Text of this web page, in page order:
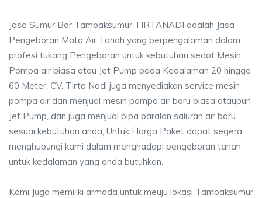
Jasa Sumur Bor Tambaksumur TIRTANADI adalah Jasa
Pengeboran Mata Air Tanah yang berpengalaman dalam
profesi tukang Pengeboran untuk kebutuhan sedot Mesin
Pompa air biasa atau Jet Pump pada Kedalaman 20 hingga
60 Meter, CV. Tirta Nadi juga menyediakan service mesin
pompa air dan menjual mesin pompa air baru biasa ataupun
Jet Pump, dan juga menjual pipa paralon saluran air baru
sesuai kebutuhan anda, Untuk Harga Paket dapat segera
menghubungi kami dalam menghadapi pengeboran tanah
untuk kedalaman yang anda butuhkan.
Kami Juga memiliki armada untuk meuju lokasi Tambaksumur